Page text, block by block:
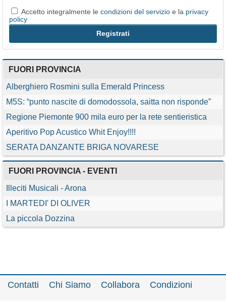
Accetto integralmente le condizioni del servizio e la privacy
policy
FUORI PROVINCIA
Alberghiero Rosmini sulla Emerald Princess
M5S: “punto nascite di domodossola, saitta non risponde”
Regione Piemonte 900 mila euro per la rete sentieristica
Aperitivo Pop Acustico Whit Enjoy!!!!
SERATA DANZANTE BRIGA NOVARESE
FUORI PROVINCIA - EVENTI
Illeciti Musicali - Arona
I MARTEDI' DI OLIVER
La piccola Dozzina
Contatti Chi Siamo Collabora
Condizioni